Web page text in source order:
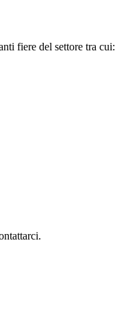
fiere del settore tra cui: